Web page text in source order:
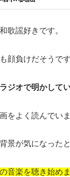
歌謡好きです。
顔負けだそうです
ジオで明かしてい
をよく読んでいま
景が気になったと
音楽を聴き始め